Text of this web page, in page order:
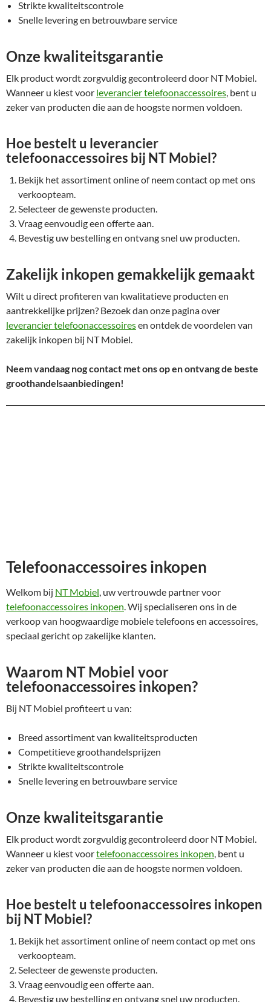
Strikte kwaliteitscontrole
Snelle levering en betrouwbare service
Onze kwaliteitsgarantie
Elk product wordt zorgvuldig gecontroleerd door NT Mobiel.
Wanneer u kiest voor leverancier telefoonaccessoires, bent u
zeker van producten die aan de hoogste normen voldoen.
Hoe bestelt u leverancier
telefoonaccessoires bij NT Mobiel?
Bekijk het assortiment online of neem contact op met ons
verkoopteam.
Selecteer de gewenste producten.
Vraag eenvoudig een offerte aan.
Bevestig uw bestelling en ontvang snel uw producten.
Zakelijk inkopen gemakkelijk gemaakt
Wilt u direct profiteren van kwalitatieve producten en
aantrekkelijke prijzen? Bezoek dan onze pagina over
leverancier telefoonaccessoiresen ontdek de voordelen van
zakelijk inkopen bij NT Mobiel.
Neem vandaag nog contact met ons op en ontvang de beste
groothandelsaanbiedingen!
Telefoonaccessoires inkopen
Welkom bij NT Mobiel, uw vertrouwde partner voor
telefoonaccessoires inkopen. Wij specialiseren ons in de
verkoop van hoogwaardige mobiele telefoons en accessoires,
speciaal gericht op zakelijke klanten.
Waarom NT Mobiel voor
telefoonaccessoires inkopen?
Bij NT Mobiel profiteert u van:
Breed assortiment van kwaliteitsproducten
Competitieve groothandelsprijzen
Strikte kwaliteitscontrole
Snelle levering en betrouwbare service
Onze kwaliteitsgarantie
Elk product wordt zorgvuldig gecontroleerd door NT Mobiel.
Wanneer u kiest voortelefoonaccessoires inkopen, bent u
zeker van producten die aan de hoogste normen voldoen.
Hoe bestelt u telefoonaccessoires inkopen
bij NT Mobiel?
Bekijk het assortiment online of neem contact op met ons
verkoopteam.
Selecteer de gewenste producten.
Vraag eenvoudig een offerte aan.
Bevestig uw bestelling en ontvang snel uw producten.